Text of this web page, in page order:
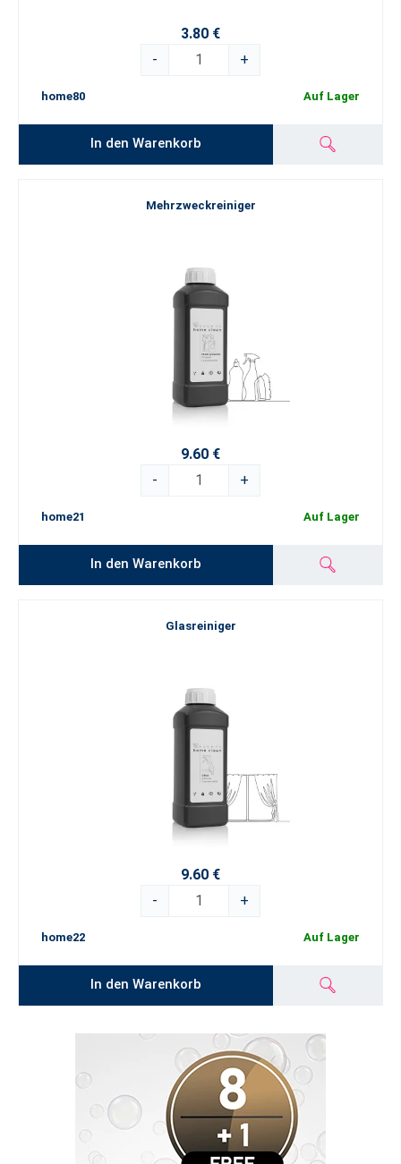
3.80 €
-
+
home80 Auf Lager
In den Warenkorb
Mehrzweckreiniger
9.60 €
-
+
home21 Auf Lager
In den Warenkorb
Glasreiniger
9.60 €
-
+
home22 Auf Lager
In den Warenkorb